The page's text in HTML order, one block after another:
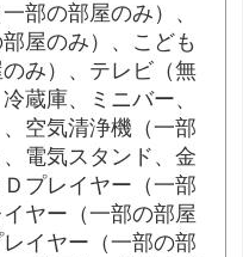
部の部屋のみ）、
屋のみ）、こども
み）、テレビ（無
蔵庫、ミニバー、
空気清浄機（一部
電気スタンド、金
プレイヤー（一部
ヤー（一部の部屋
イヤー（一部の部